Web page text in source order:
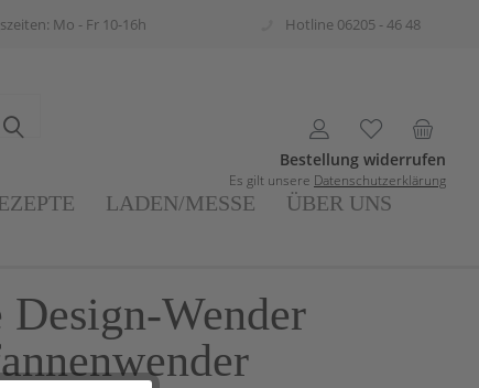
Mo - Fr 10-16h Hotline 06205 - 46 48
Bestellung widerrufen
Es gilt unsere Datenschutzerklärung
LADEN/MESSE ÜBER UNS
Wender